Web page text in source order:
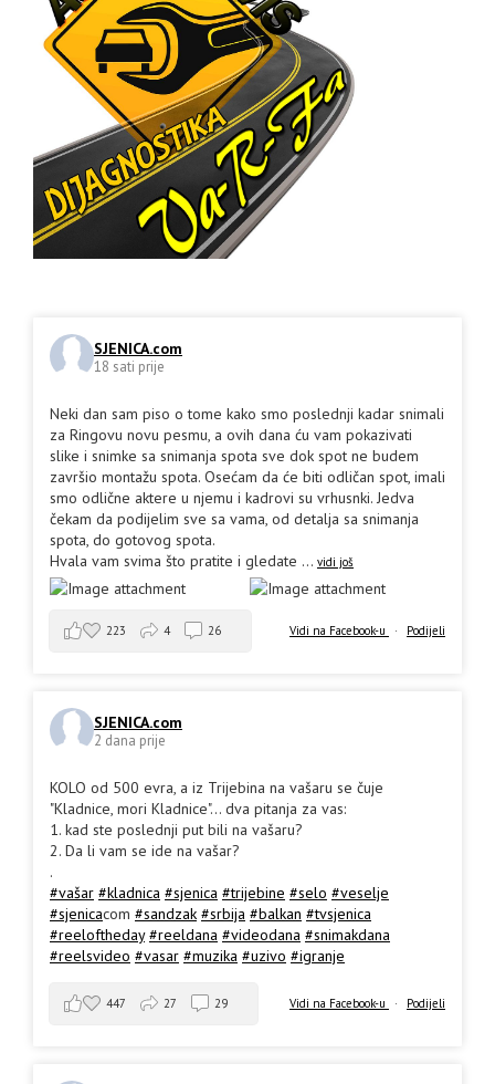
SJENICA.com
18 sati prije
Neki dan sam piso o tome kako smo poslednji kadar snimali
za Ringovu novu pesmu, a ovih dana ću vam pokazivati
slike i snimke sa snimanja spota sve dok spot ne budem
završio montažu spota. Osećam da će biti odličan spot, imali
smo odlične aktere u njemu i kadrovi su vrhusnki. Jedva
čekam da podijelim sve sa vama, od detalja sa snimanja
spota, do gotovog spota.
Hvala vam svima što pratite i gledate ... vidi još
Vidi na Facebook-u · Podijeli
223 4 26
SJENICA.com
2 dana prije
KOLO od 500 evra, a iz Trijebina na vašaru se čuje
"Kladnice, mori Kladnice"... dva pitanja za vas:
1. kad ste poslednji put bili na vašaru?
2. Da li vam se ide na vašar?
.
#vašar #kladnica #sjenica #trijebine #selo #veselje
#sjenicacom #sandzak #srbija #balkan #tvsjenica
#reeloftheday #reeldana #videodana #snimakdana
#reelsvideo #vasar #muzika #uzivo #igranje
Vidi na Facebook-u · Podijeli
447 27 29